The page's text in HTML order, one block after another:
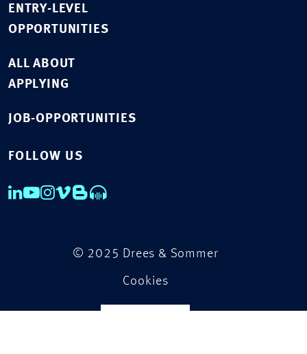
ENTRY-LEVEL
OPPORTUNITIES
ALL ABOUT
APPLYING
JOB-OPPORTUNITIES
FOLLOW US
© 2025 Drees & Sommer
Cookies